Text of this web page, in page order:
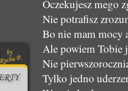
Oczekujesz mego
Nie potrafisz
Bo nie mam mocy
Ale powiem Tobie
Nie
Tylko jedno